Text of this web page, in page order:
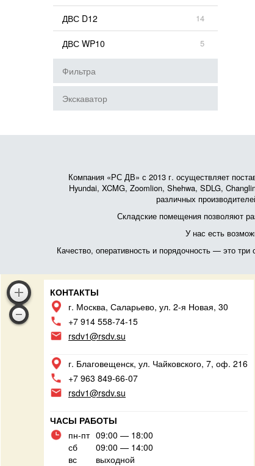
ДВС D12 14
ДВС WP10 5
Фильтра
Экскаватор
Компания «РС ДВ» с 2013 г. осуществляет
Hyundai, XCMG, Zoomlion, Shehwa, SDLG,
различных
Складские помещения позволяют
У нас есть
Качество, оперативность и порядочность — это
КОНТАКТЫ
г. Москва, Саларьево, ул. 2-я Новая, 30
+7 914 558-74-15
rsdv1@rsdv.su
г. Благовещенск, ул. Чайковского, 7, оф. 216
+7 963 849-66-07
rsdv1@rsdv.su
ЧАСЫ РАБОТЫ
пн-пт 09:00 — 18:00
сб
09:00 — 14:00
вс
выходной